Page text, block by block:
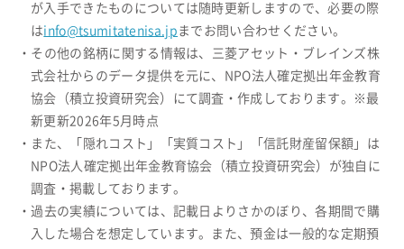
が入手できたものについては随時更新しますので、必要の際
はinfo@tsumitatenisa.jp までお問い合わせください。
・その他の銘柄に関する情報は、三菱アセット・ブレインズ株
式会社からのデータ提供を元に、NPO法人確定拠出年金教育
協会（積立投資研究会）にて調査・作成しております。※最
新更新2026年5月時点
・また、「隠れコスト」「実質コスト」「信託財産留保額」は
NPO法人確定拠出年金教育協会（積立投資研究会）が独自に
調査・掲載しております。
・過去の実績については、記載日よりさかのぼり、各期間で購
入した場合を想定しています。また、預金は一般的な定期預